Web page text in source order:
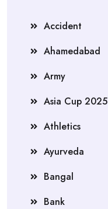
Accident
Ahamedabad
Army
Asia Cup 2025
Athletics
Ayurveda
Bangal
Bank